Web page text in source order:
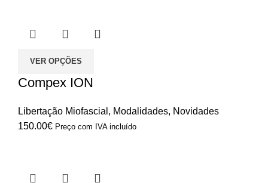
VER OPÇÕES
Compex ION
Libertação Miofascial , Modalidades, Novidades
150.00€ Preço com IVA incluído